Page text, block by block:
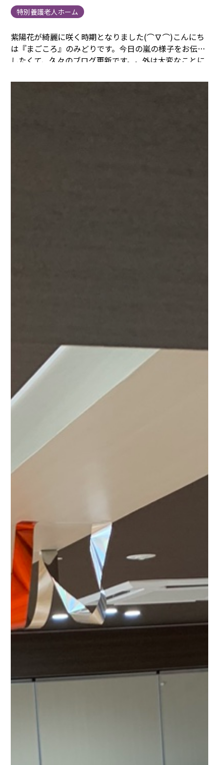
特別養護老人ホーム
紫陽花が綺麗に咲く時期となりました(⌒∇⌒)こんにち
は『まごころ』のみどりです。今日の嵐の様子をお伝え
したくて、久々のブログ更新です。。外は大変なことに
『みどりのひと言』あっという間に下半期、、半年後は